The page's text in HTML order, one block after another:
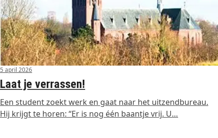
5 april 2026
Laat je verrassen!
Een student zoekt werk en gaat naar het uitzendbureau.
Hij krijgt te horen: “Er is nog één baantje vrij. U…